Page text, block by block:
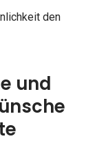
den
und